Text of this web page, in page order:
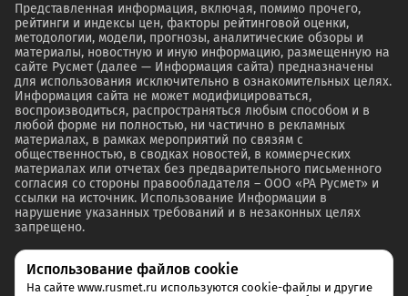
Представленная информация, включая, помимо прочего,
рейтинги и индексы цен, факторы рейтинговой оценки,
методологии, модели, прогнозы, аналитические обзоры и
материалы, новостную и иную информацию, размещенную на
сайте Русмет (далее — Информация сайта) предназначены
для использования исключительно в ознакомительных целях.
Информация сайта не может модифицироваться,
воспроизводиться, распространяться любым способом и в
любой форме ни полностью, ни частично в рекламных
материалах, в рамках мероприятий по связям с
общественностью, в сводках новостей, в коммерческих
материалах или отчетах без предварительного письменного
согласия со стороны правообладателя – ООО «РА Русмет» и
ссылки на источник. Использование Информации в
нарушение указанных требований и в незаконных целях
запрещено.
Использование файлов cookie
На сайте www.rusmet.ru используются cookie-файлы и другие